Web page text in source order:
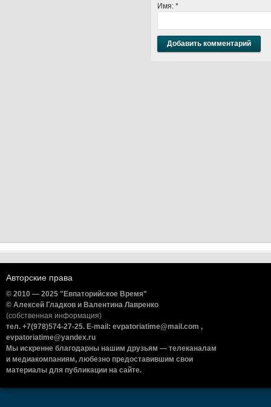
Имя: *
Авторские права
© 2010 — 2025 "Евпаторийское Время"
© Алексей Гладков и Валентина Лавренко
(собственная информация)
тел. +7(978)574-27-25. E-mail: evpatoriatime@mail.com ,
evpatoriatime@yandex.ru
Мы искренне благодарны нашим друзьям — телеканалам
и медиакомпаниям, любезно предоставившим свои
материалы для публикации на сайте.